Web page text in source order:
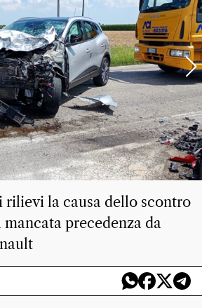
rilievi la causa dello scontro
mancata precedenza da